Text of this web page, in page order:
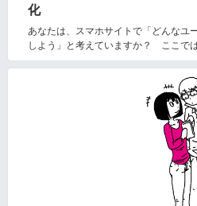
化
あなたは、スマホサイトで「どんなユ
しよう」と考えていますか？ ここで